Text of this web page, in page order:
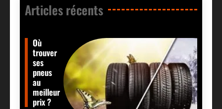
Articles récents​
Où
trouver
ses
pneus
au
meilleur
prix ?